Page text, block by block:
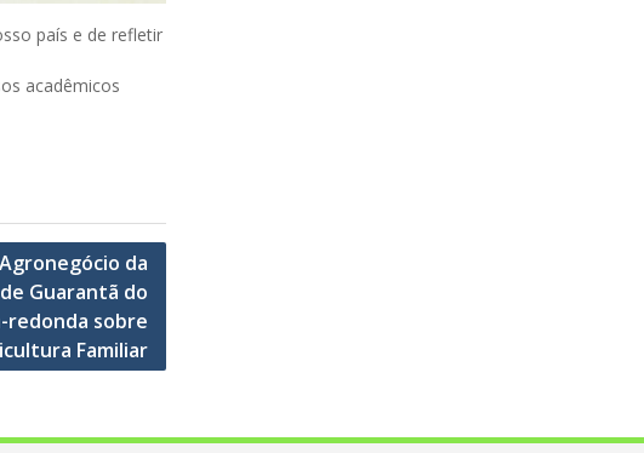
país e de refletir
acadêmicos
da
Guarantã do
redonda sobre
Familiar